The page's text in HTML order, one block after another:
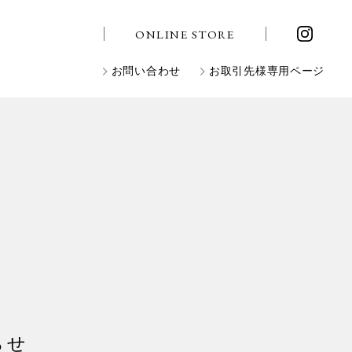
ONLINE STORE
お問い合わせ お取引先様専用ページ
せ